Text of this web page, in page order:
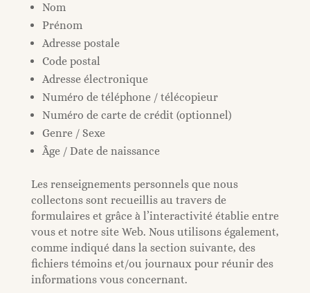
Nom
Prénom
Adresse postale
Code postal
Adresse électronique
Numéro de téléphone / télécopieur
Numéro de carte de crédit (optionnel)
Genre / Sexe
Âge / Date de naissance
Les renseignements personnels que nous
collectons sont recueillis au travers de
formulaires et grâce à l’interactivité établie entre
vous et notre site Web. Nous utilisons également,
comme indiqué dans la section suivante, des
fichiers témoins et/ou journaux pour réunir des
informations vous concernant.